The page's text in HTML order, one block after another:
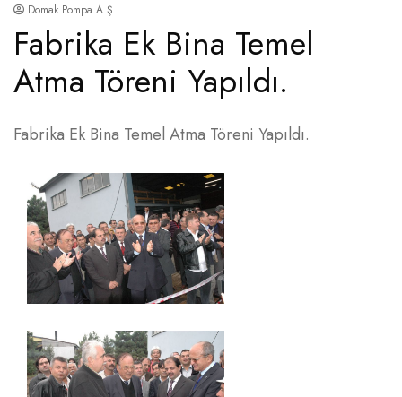
Domak Pompa A.Ş.
Fabrika Ek Bina Temel
Atma Töreni Yapıldı.
Fabrika Ek Bina Temel Atma Töreni Yapıldı.